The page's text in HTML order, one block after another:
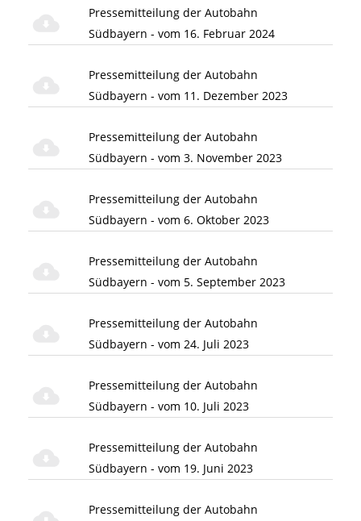
Pressemitteilung der Autobahn
Südbayern - vom 16. Februar 2024
Pressemitteilung der Autobahn
Südbayern - vom 11. Dezember 2023
Pressemitteilung der Autobahn
Südbayern - vom 3. November 2023
Pressemitteilung der Autobahn
Südbayern - vom 6. Oktober 2023
Pressemitteilung der Autobahn
Südbayern - vom 5. September 2023
Pressemitteilung der Autobahn
Südbayern - vom 24. Juli 2023
Pressemitteilung der Autobahn
Südbayern - vom 10. Juli 2023
Pressemitteilung der Autobahn
Südbayern - vom 19. Juni 2023
Pressemitteilung der Autobahn